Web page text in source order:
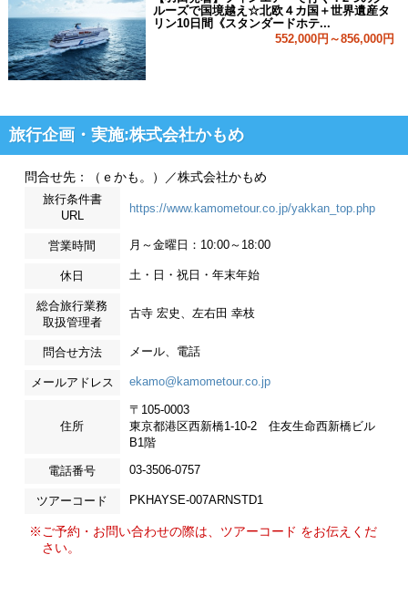
ルーズで国境越え☆北欧４カ国＋世界遺産タ
リン10日間《スタンダードホテ...
552,000円～856,000円
旅行企画・実施:株式会社かもめ
問合せ先：（ｅかも。）／株式会社かもめ
旅行条件書
URL
https://www.kamometour.co.jp/yakkan_top.php
営業時間 月～金曜日：10:00～18:00
休日 土・日・祝日・年末年始
総合旅行業務
取扱管理者
古寺 宏史、左右田 幸枝
問合せ方法 メール、電話
メールアドレス ekamo@kamometour.co.jp
住所
〒105-0003
東京都港区西新橋1-10-2 住友生命西新橋ビル
B1階
電話番号 03-3506-0757
ツアーコード PKHAYSE-007ARNSTD1
※ご予約・お問い合わせの際は、ツアーコード をお伝えくだ
さい。